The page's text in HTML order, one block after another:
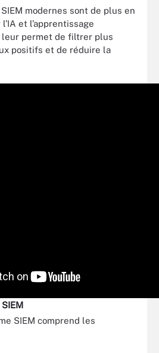
modernes sont de plus en
et l’apprentissage
leur permet de filtrer plus
positifs et de réduire la
SIEM comprend les